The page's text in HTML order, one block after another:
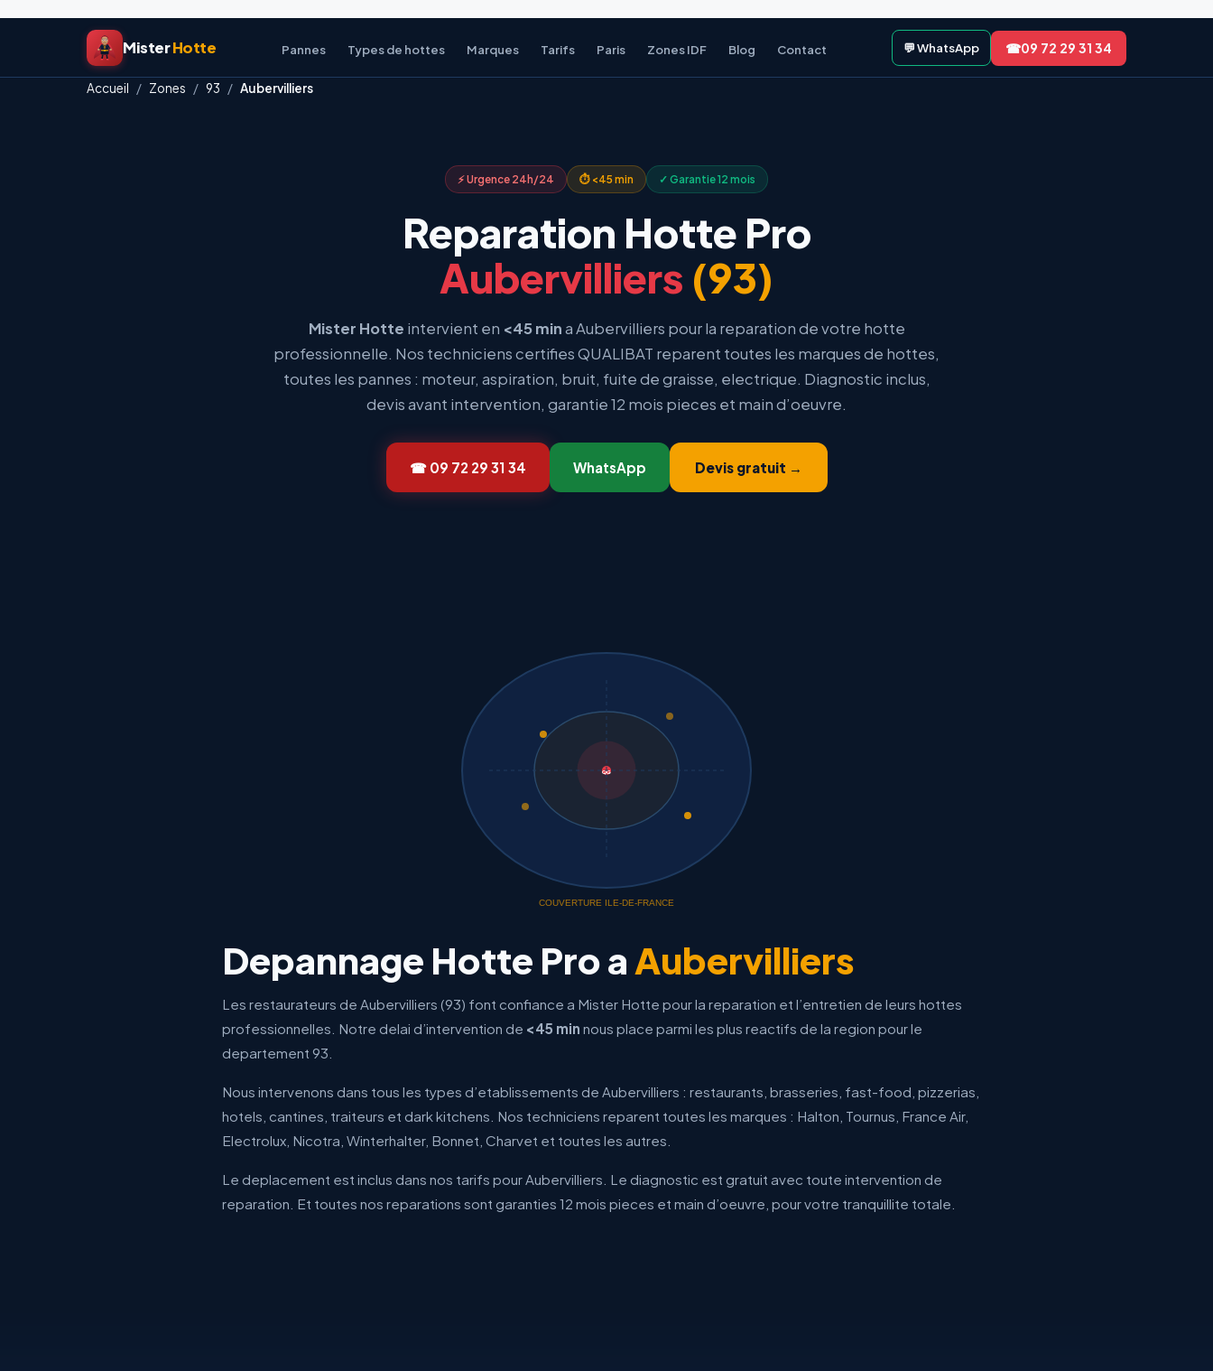
contenu
MisterHotte Pannes Types de hottes Marques Tarifs Paris Zones IDF Blog Contact 💬 WhatsApp ☎09 72 29 31 34
Accueil / Zones / 93 / Aubervilliers
⚡ Urgence 24h/24 ⏱ <45 min ✓ Garantie 12 mois
Reparation Hotte Pro
Aubervilliers (93)
Mister Hotte intervient en <45 mina Aubervilliers pour la reparation de votre hotte
professionnelle. Nos techniciens certifies QUALIBAT reparent toutes les marques de hottes,
toutes les pannes : moteur, aspiration, bruit, fuite de graisse, electrique. Diagnostic inclus,
devis avant intervention, garantie 12 mois pieces et main d’oeuvre.
☎ 09 72 29 31 34 WhatsApp Devis gratuit →
QG
COUVERTURE ILE-DE-FRANCE
Depannage Hotte Pro aAubervilliers
Les restaurateurs de Aubervilliers (93) font confiance a Mister Hotte pour la reparation et l’entretien de leurs hottes
professionnelles. Notre delai d’intervention de <45 min nous place parmi les plus reactifs de la region pour le
departement 93.
Nous intervenons dans tous les types d’etablissements de Aubervilliers : restaurants, brasseries, fast-food, pizzerias,
hotels, cantines, traiteurs et dark kitchens. Nos techniciens reparent toutes les marques : Halton, Tournus, France Air,
Electrolux, Nicotra, Winterhalter, Bonnet, Charvet et toutes les autres.
Le deplacement est inclus dans nos tarifs pour Aubervilliers. Le diagnostic est gratuit avec toute intervention de
reparation. Et toutes nos reparations sont garanties 12 mois pieces et main d’oeuvre, pour votre tranquillite totale.